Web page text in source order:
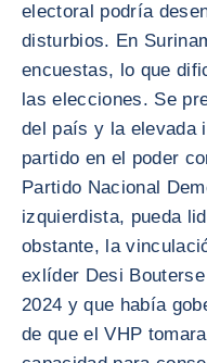
electoral podría
disturbios. En
encuestas, lo que
las elecciones. Se
del país y la elevada
partido en el poder
Partido Nacional
izquierdista, pueda
obstante, la
exlíder Desi
2024 y que había
de que el VHP